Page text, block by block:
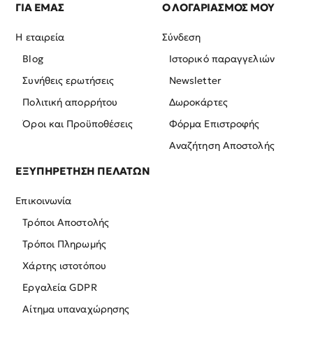
ΓΙΑ ΕΜΑΣ
Η εταιρεία
Blog
Συνήθεις ερωτήσεις
Πολιτική απορρήτου
Όροι και Προϋποθέσεις
Ο ΛΟΓΑΡΙΑΣΜΟΣ ΜΟΥ
Σύνδεση
Ιστορικό παραγγελιών
Newsletter
Δωροκάρτες
Φόρμα Επιστροφής
Αναζήτηση Αποστολής
ΕΞΥΠΗΡΕΤΗΣΗ ΠΕΛΑΤΩΝ
Επικοινωνία
Τρόποι Αποστολής
Τρόποι Πληρωμής
Χάρτης ιστοτόπου
Εργαλεία GDPR
Αίτημα υπαναχώρησης